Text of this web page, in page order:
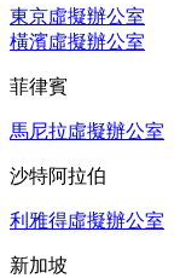
東京虛擬辦公室
橫濱虛擬辦公室
菲律賓
馬尼拉虛擬辦公室
沙特阿拉伯
利雅得虛擬辦公室
新加坡